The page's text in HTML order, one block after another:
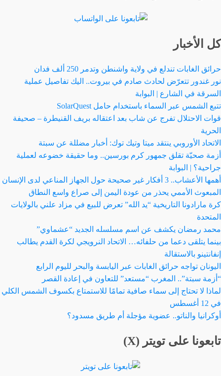
كل الأخبار
حرائق الغابات تندلع في ولاية واشنطن وتدمر 250 ألف فدان
نور غندور تتعرّض لحادث صادم في بيروت.. اليك تفاصيل عملية
السرقة في الشارع | البوابة
تتبع الشمس عبر السماء باستخدام حامل SolarQuest
قوات الاحتلال تفرج عن شاب بعد اعتقاله بريف القنيطرة – صحيفة
الحرية
الاتحاد الأوروبي ينتقد ميتا وتيك توك: أخبار مضللة عن سبتة
أزمة صحيّة تقلق جمهور كرم بورسين.. وما حقيقة خضوعه لعملية
جراحية؟ | البوابة
أهمها الأعشاب.. 3 أفكار غير صحيحة حول الجهاز المناعي لدى الإنسان
المبعوث الأممي يحذر من عودة اليمن إلى صراع واسع النطاق
كرة مارادونا التاريخية “يد الله” تعرض للبيع في مزاد علني بالولايات
المتحدة
محمد رمضان يكشف عن اسم مسلسله الجديد “عشماوي”
بينما يتلقى دعما من حلفائه… الاتحاد النرويجي لكرة القدم يطالب
إنفانتينو بالاستقالة
اليونان تواجه حرائق الغابات عبر اليابسة والبحر لليوم الرابع
“أزمة سبتة”.. المغرب “مستعد” للتعاون في إعادة القصر
لماذا لا تحتاج إلى سماء صافية تمامًا للاستمتاع بكسوف الشمس الكلي
في 12 أغسطس
أوكرانيا والناتو.. عضوية مؤجلة أم طريق مسدود؟
تابعونا على تويتر (X)